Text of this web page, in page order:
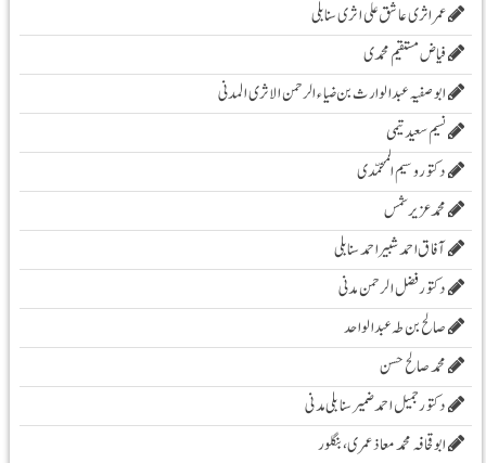
عمر اثری عاشق علی اثری سنابلی
فیاض مستقیم محمدی
ابو صفیہ عبدالوارث بن ضیاء الرحمن الاثری المدنی
نسیم سعید تیمی
دکتور وسیم المحمّدی
محمدعزیرشمس
آفاق احمد شبیر احمد سنابلی
دکتور فضل الرحمن مدنی
صالح بن طہ عبد الواحد
محمد صالح حسن
دکتور جمیل احمد ضمیر سنابلی مدنی
ابو قحافہ محمد معاذ عمری، بنگلور